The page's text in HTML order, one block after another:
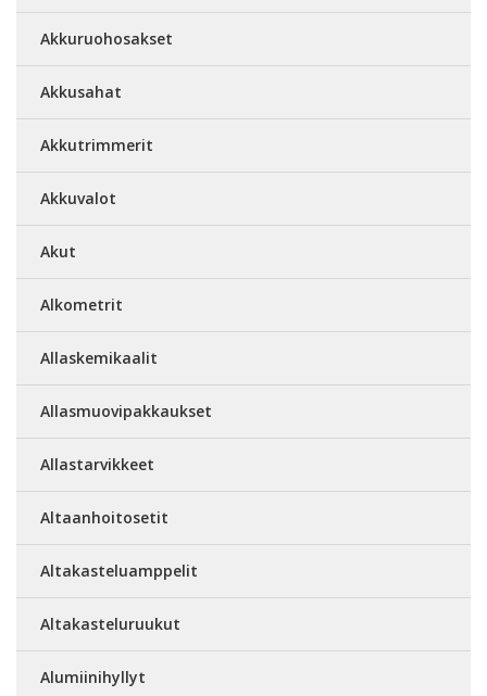
Akkuruohosakset
Akkusahat
Akkutrimmerit
Akkuvalot
Akut
Alkometrit
Allaskemikaalit
Allasmuovipakkaukset
Allastarvikkeet
Altaanhoitosetit
Altakasteluamppelit
Altakasteluruukut
Alumiinihyllyt